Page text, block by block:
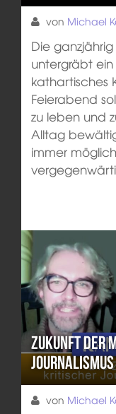
von Michael
Die
untergräbt
kathartisches
Feierabend
zu leben und
Alltag
immer
Zukunft der
Journalismus
von Michael